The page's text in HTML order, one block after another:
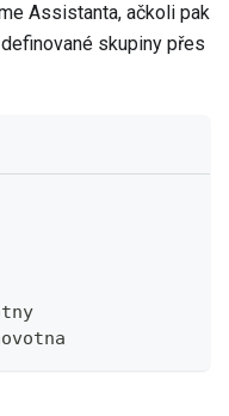
Assistanta, ačkoli pak
skupiny přes